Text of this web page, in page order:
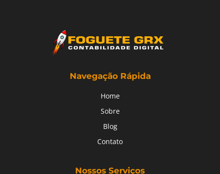
Navegação Rápida
Home
Sobre
Blog
Contato
Nossos Serviços